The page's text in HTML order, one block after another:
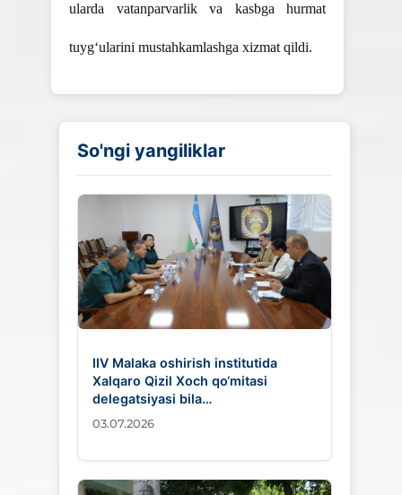
ularda vatanparvarlik va kasbga hurmat
tuyg‘ularini mustahkamlashga xizmat qildi.
So'ngi yangiliklar
IIV Malaka oshirish institutida
Xalqaro Qizil Xoch qo‘mitasi
delegatsiyasi bila…
03.07.2026